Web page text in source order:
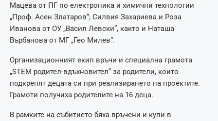
Мацева от ПГ по електроника и химични технологии
„Проф. Асен Златаров“; Силвия Захариева и Роза
Иванова от ОУ „Васил Левски“, както и Наташа
Върбанова от МГ „Гео Милев“.
Организационният екип връчи и специална грамота
„STEM родител-вдъхновител“ за родители, които
подкрепят децата си при реализирането на проектите.
Грамоти получиха родителите на 16 деца.
В рамките на събитието бяха връчени и купи в